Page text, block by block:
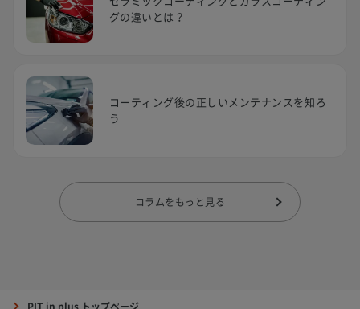
グの違いとは？
コーティング後の正しいメンテナンスを知ろ
う
コラムをもっと見る